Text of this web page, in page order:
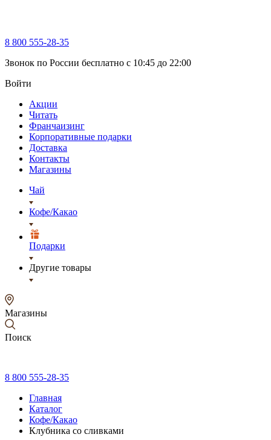
8 800 555-28-35
Звонок по России бесплатно c 10:45 до 22:00
Войти
Акции
Читать
Франчаизинг
Корпоративные подарки
Доставка
Контакты
Магазины
Чай
Кофе/Какао
Подарки
Другие товары
Магазины
Поиск
8 800 555-28-35
Главная
Каталог
Кофе/Какао
Клубника со сливками